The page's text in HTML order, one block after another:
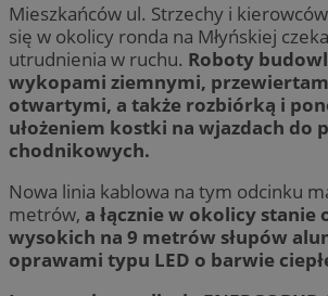
Mieszkańców ul. Strzechy i
się w okolicy ronda na Młyńskiej
utrudnienia w ruchu. Roboty
wykopami ziemnymi,
otwartymi, a także rozbiórką i
ułożeniem kostki na wjazdach do
chodnikowych.
Nowa linia kablowa na tym odcinku
metrów, a łącznie w okolicy stanie
wysokich na 9 metrów słupów
oprawami typu LED o barwie